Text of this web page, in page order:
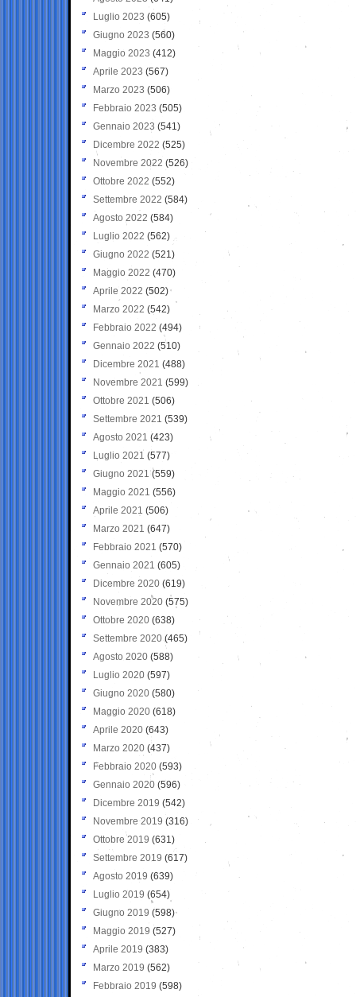
Luglio 2023 (605)
Giugno 2023 (560)
Maggio 2023 (412)
Aprile 2023 (567)
Marzo 2023 (506)
Febbraio 2023 (505)
Gennaio 2023 (541)
Dicembre 2022 (525)
Novembre 2022 (526)
Ottobre 2022 (552)
Settembre 2022 (584)
Agosto 2022 (584)
Luglio 2022 (562)
Giugno 2022 (521)
Maggio 2022 (470)
Aprile 2022 (502)
Marzo 2022 (542)
Febbraio 2022 (494)
Gennaio 2022 (510)
Dicembre 2021 (488)
Novembre 2021 (599)
Ottobre 2021 (506)
Settembre 2021 (539)
Agosto 2021 (423)
Luglio 2021 (577)
Giugno 2021(559)
Maggio 2021 (556)
Aprile 2021 (506)
Marzo 2021 (647)
Febbraio 2021 (570)
Gennaio 2021 (605)
Dicembre 2020 (619)
Novembre 2020 (575)
Ottobre 2020 (638)
Settembre 2020(465)
Agosto 2020 (588)
Luglio 2020 (597)
Giugno 2020 (580)
Maggio 2020 (618)
Aprile 2020 (643)
Marzo 2020 (437)
Febbraio 2020 (593)
Gennaio 2020 (596)
Dicembre 2019 (542)
Novembre 2019 (316)
Ottobre 2019 (631)
Settembre 2019 (617)
Agosto 2019 (639)
Luglio 2019 (654)
Giugno 2019 (598)
Maggio 2019 (527)
Aprile 2019 (383)
Marzo 2019 (562)
Febbraio 2019 (598)